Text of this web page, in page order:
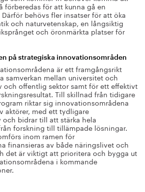
förberedas för att kunna gå en
behövs fler insatser för att öka
och naturvetenskap, en långsiktig
och öronmärkta platser för
på strategiska innovationsområden
är ett framgångsrikt
samverkan mellan universitet och
och offentlig sektor samt för ett effektivt
Till skillnad från tidigare
riktar sig innovationsområdena
aktörer, med ett tydligare
bidrar till att stärka hela
forskning till tillämpade lösningar.
inom ramen för
finansieras av både näringslivet och
det är viktigt att prioritera och bygga ut
i kommande